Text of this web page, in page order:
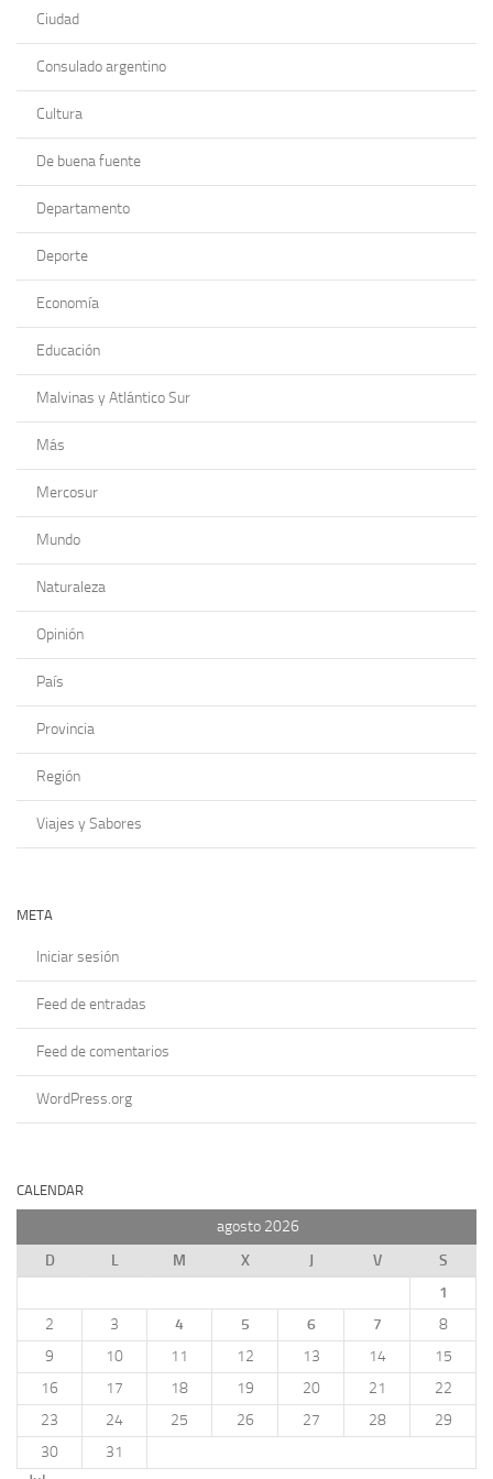
Ciudad
Consulado argentino
Cultura
De buena fuente
Departamento
Deporte
Economía
Educación
Malvinas y Atlántico Sur
Más
Mercosur
Mundo
Naturaleza
Opinión
País
Provincia
Región
Viajes y Sabores
META
Iniciar sesión
Feed de entradas
Feed de comentarios
WordPress.org
CALENDAR
agosto 2026
D
L M X J V
S
1
2
3 4 5 6 7
8
9
10 11 12 13 14
15
16
17 18 19 20 21
22
23
24 25 26 27 28
29
30
31